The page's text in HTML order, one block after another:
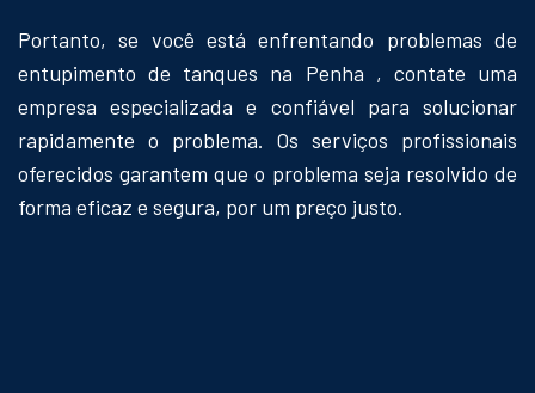
Portanto, se você está enfrentando problemas de
entupimento de tanques na Penha , contate uma
empresa especializada e confiável para solucionar
rapidamente o problema. Os serviços profissionais
oferecidos garantem que o problema seja resolvido de
forma eficaz e segura, por um preço justo.